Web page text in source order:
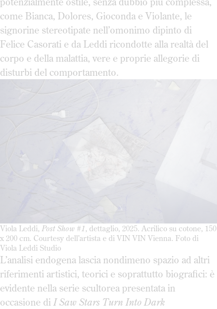
come Bianca, Dolores, Gioconda e Violante, le
signorine stereotipate nell’omonimo dipinto di
Felice Casorati e da Leddi ricondotte alla realtà del
corpo e della malattia, vere e proprie allegorie di
disturbi del comportamento.
Viola Leddi, Post Show #1, dettaglio, 2025. Acrilico su cotone, 150
x 200 cm. Courtesy dell’artista e di VIN VIN Vienna. Foto di
Viola Leddi Studio
L’analisi endogena lascia nondimeno spazio ad altri
riferimenti artistici, teorici e soprattutto biografici: è
evidente nella serie scultorea presentata in
occasione di I Saw Stars Turn Into Dark